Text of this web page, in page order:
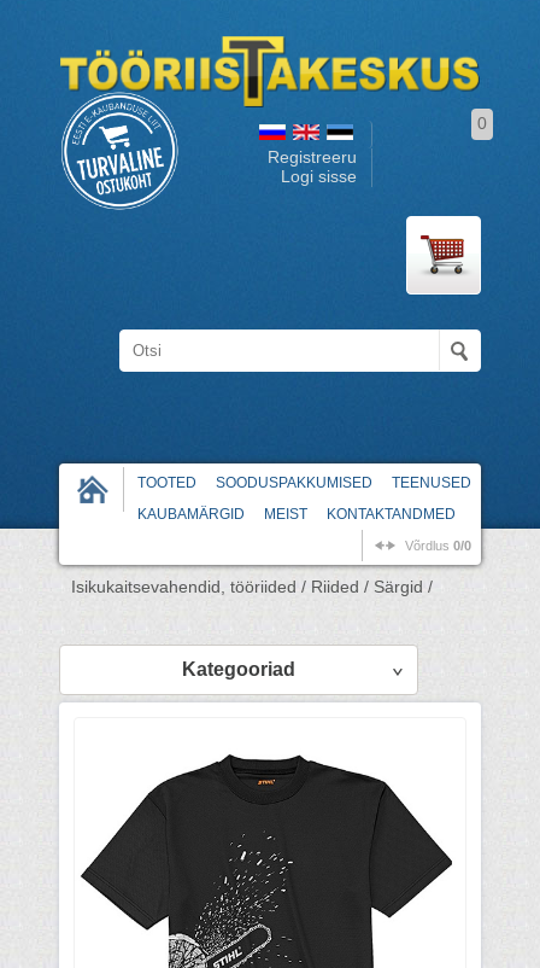
Registreeru
Logi sisse
0
TOOTED SOODUSPAKKUMISED
TEENUSED
KAUBAMÄRGID
MEIST KONTAKTANDMED
Võrdlus 0/0
Isikukaitsevahendid, tööriided / Riided / Särgid /
Kategooriad